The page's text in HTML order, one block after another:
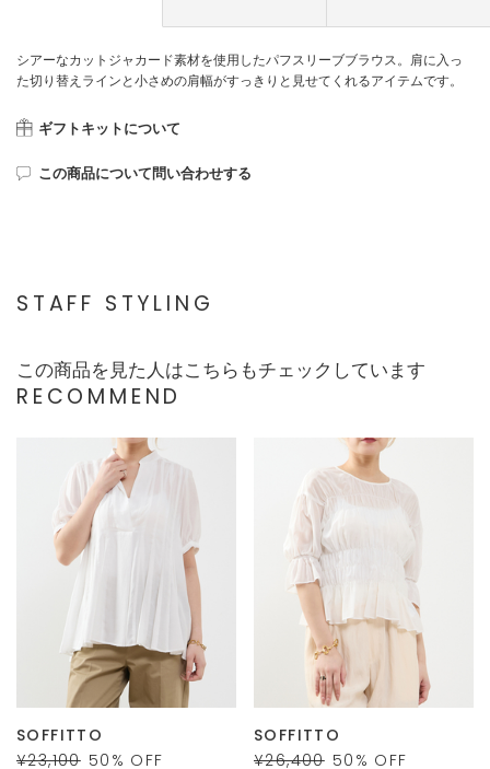
シアーなカットジャカード素材を使用したパフスリーブブラウス。肩に入っ
た切り替えラインと小さめの肩幅がすっきりと見せてくれるアイテムです。
ギフトキットについて
この商品について問い合わせする
STAFF STYLING
この商品を見た人はこちらもチェックしています
RECOMMEND
SOFFITTO
¥23,100 50 % OFF
SOFFITTO
¥26,400 50 % OFF